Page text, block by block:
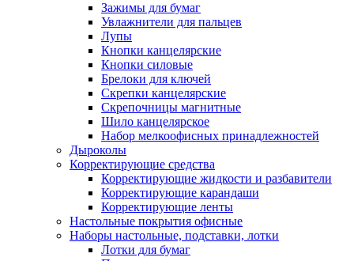
Зажимы для бумаг
Увлажнители для пальцев
Лупы
Кнопки канцелярские
Кнопки силовые
Брелоки для ключей
Скрепки канцелярские
Скрепочницы магнитные
Шило канцелярское
Набор мелкоофисных принадлежностей
Дыроколы
Корректирующие средства
Корректирующие жидкости и разбавители
Корректирующие карандаши
Корректирующие ленты
Настольные покрытия офисные
Наборы настольные, подставки, лотки
Лотки для бумаг